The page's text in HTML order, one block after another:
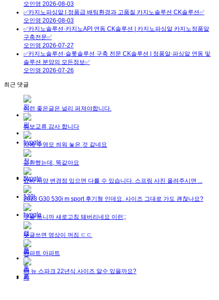
오인영 2026-08-03
✅카지노파싱알 | 정품급 배팅환경과 고품질 카지노솔루션 CK솔루션✅
오인영 2026-08-03
✅카지노솔루션·카지노API 연동 CK솔루션 | 카지노파싱알 카지노정품알
구축전문✅
오인영 2026-07-27
✅카지노솔루션·슬롯솔루션 구축 전문 CK솔루션 | 정품알·파싱알 연동 및
솔루션 분양의 모든정보✅
오인영 2026-07-26
최근 댓글
이런 좋은글은 널리 퍼져야합니다.
정보교류 감사 합니다
차에 수영모 씌워 놓은 것 같네요
교환했는데, 똑같아요
쇼바 사양 변경점 있으면 다를 수 있습니다. 스프링 사진 올려주시면 ...
2023 G30 530i m sport 후기형 인데요. 사이즈 그대로 가도 괜찮나요?
댓글 쓰니까 새로고침 돼버리네요 이런;;
댓글쓰면 영상이 꺼짐 ㄷㄷ
아파트 아파트
더 뉴 스파크 22년식 사이즈 알수 있을까요?